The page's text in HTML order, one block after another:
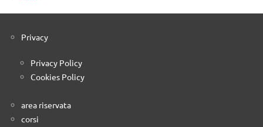
Privacy
Privacy Policy
Cookies Policy
area riservata
corsi